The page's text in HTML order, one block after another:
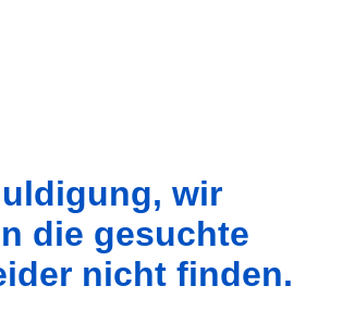
wir
die gesuchte
nicht finden.